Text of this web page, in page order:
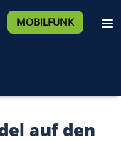
MOBILFUNK
auf den